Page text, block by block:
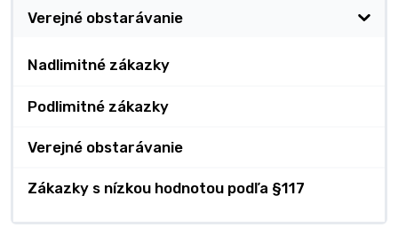
Verejné obstarávanie
Nadlimitné zákazky
Podlimitné zákazky
Verejné obstarávanie
Zákazky s nízkou hodnotou podľa §117